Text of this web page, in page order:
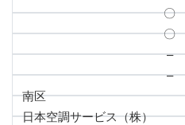
〇
〇
–
–
南区
日本空調サービス（株）